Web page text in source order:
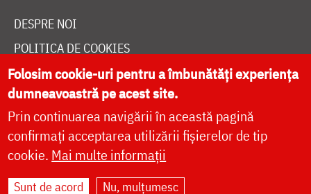
DESPRE NOI
POLITICA DE COOKIES
DONEAZĂ ONLINE PENTRU CATEDRALA NAȚIONALĂ
LIVE
Folosim cookie-uri pentru a îmbunătăți experiența
dumneavoastră pe acest site.
Prin continuarea navigării în această pagină
confirmați acceptarea utilizării fișierelor de tip
cookie. Mai multe informații
Sunt de acord Nu, mulțumesc